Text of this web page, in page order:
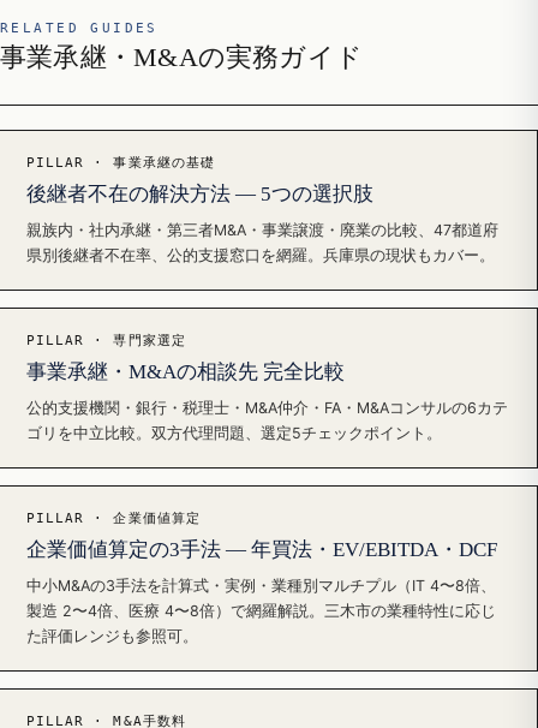
RELATED GUIDES
事業承継・M&Aの実務ガイド
PILLAR · 事業承継の基礎
後継者不在の解決方法 — 5つの選択肢
親族内・社内承継・第三者M&A・事業譲渡・廃業の比較、47都道府
県別後継者不在率、公的支援窓口を網羅。兵庫県の現状もカバー。
PILLAR · 専門家選定
事業承継・M&Aの相談先 完全比較
公的支援機関・銀行・税理士・M&A仲介・FA・M&Aコンサルの6カテ
ゴリを中立比較。双方代理問題、選定5チェックポイント。
PILLAR · 企業価値算定
企業価値算定の3手法 — 年買法・EV/EBITDA・DCF
中小M&Aの3手法を計算式・実例・業種別マルチプル（IT 4〜8倍、
製造 2〜4倍、医療 4〜8倍）で網羅解説。三木市の業種特性に応じ
た評価レンジも参照可。
PILLAR · M&A手数料